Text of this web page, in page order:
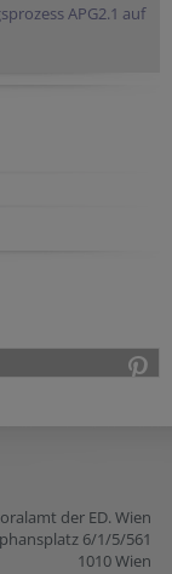
APG2.1 auf
der ED. Wien
6/1/5/561
1010 Wien